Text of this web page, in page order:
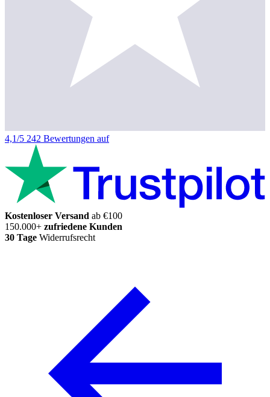
4,1/5 242 Bewertungen auf
Kostenloser Versand ab €100
150.000+ zufriedene Kunden
30 Tage Widerrufsrecht